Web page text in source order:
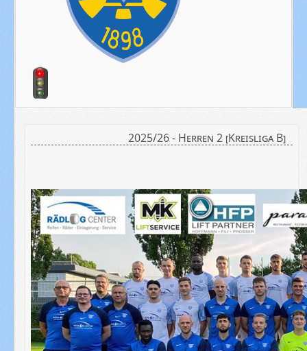
2025/26 - Herren 2 [Kreisliga B]